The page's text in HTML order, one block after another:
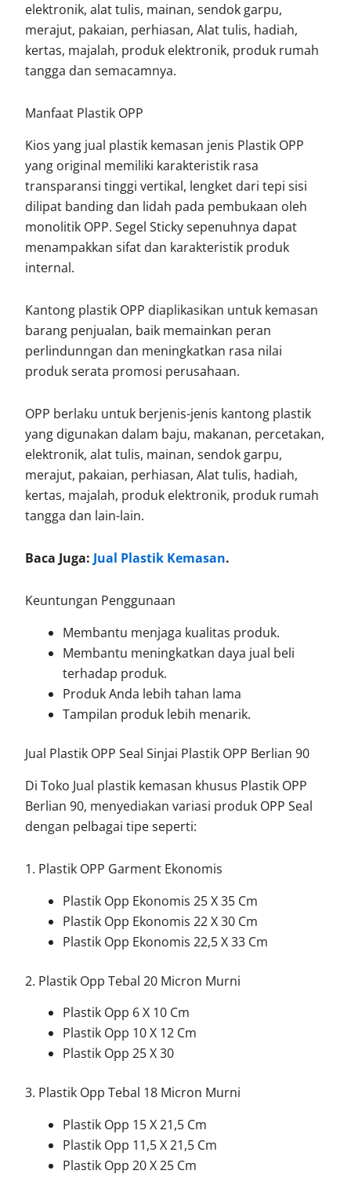
elektronik, alat tulis, mainan, sendok garpu,
merajut, pakaian, perhiasan, Alat tulis, hadiah,
kertas, majalah, produk elektronik, produk rumah
tangga dan semacamnya.
Manfaat Plastik OPP
Kios yang jual plastik kemasan jenis Plastik OPP
yang original memiliki karakteristik rasa
transparansi tinggi vertikal, lengket dari tepi sisi
dilipat banding dan lidah pada pembukaan oleh
monolitik OPP. Segel Sticky sepenuhnya dapat
menampakkan sifat dan karakteristik produk
internal.
Kantong plastik OPP diaplikasikan untuk kemasan
barang penjualan, baik memainkan peran
perlindunngan dan meningkatkan rasa nilai
produk serata promosi perusahaan.
OPP berlaku untuk berjenis-jenis kantong plastik
yang digunakan dalam baju, makanan, percetakan,
elektronik, alat tulis, mainan, sendok garpu,
merajut, pakaian, perhiasan, Alat tulis, hadiah,
kertas, majalah, produk elektronik, produk rumah
tangga dan lain-lain.
Baca Juga: Jual Plastik Kemasan.
Keuntungan Penggunaan
Membantu menjaga kualitas produk.
Membantu meningkatkan daya jual beli
terhadap produk.
Produk Anda lebih tahan lama
Tampilan produk lebih menarik.
Jual Plastik OPP Seal Sinjai Plastik OPP Berlian 90
Di Toko Jual plastik kemasan khusus Plastik OPP
Berlian 90, menyediakan variasi produk OPP Seal
dengan pelbagai tipe seperti:
1. Plastik OPP Garment Ekonomis
Plastik Opp Ekonomis 25 X 35 Cm
Plastik Opp Ekonomis 22 X 30 Cm
Plastik Opp Ekonomis 22,5 X 33 Cm
2. Plastik Opp Tebal 20 Micron Murni
Plastik Opp 6 X 10 Cm
Plastik Opp 10 X 12 Cm
Plastik Opp 25 X 30
3. Plastik Opp Tebal 18 Micron Murni
Plastik Opp 15 X 21,5 Cm
Plastik Opp 11,5 X 21,5 Cm
Plastik Opp 20 X 25 Cm